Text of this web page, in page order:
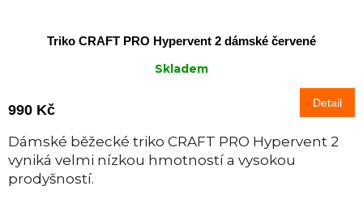
Triko CRAFT PRO Hypervent 2 dámské červené
Skladem
990 Kč Detail
Dámské běžecké triko CRAFT PRO Hypervent 2
vyniká velmi nízkou hmotností a vysokou
prodyšností.